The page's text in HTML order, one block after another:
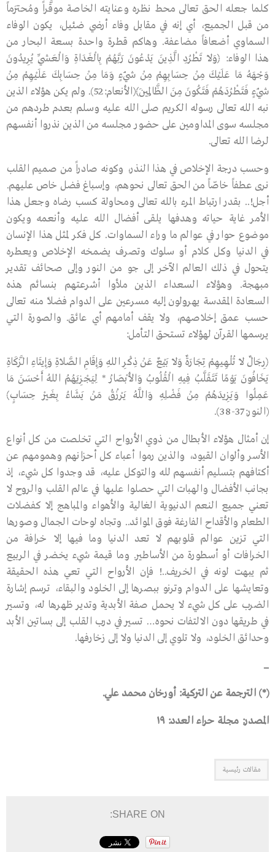
كلما جعله الحق تعالى محط نظره وعنايته الخاصة موقَّراً ومُحترَماً
من قبل الجميع، أي إنه في مقابل وفاء أرضي ضئيل، يكون الوفاء
السماوي أضعافاً مضاعفة. وهاكم قطرة واحدة بسعة البحار من
هذا الوفاء: ﴿وَلاَ تَطْرُدِ الَّذِينَ يَدْعُونَ رَبَّهُمْ بِالْغَدَاةِ وَالْعَشِيِّ يُرِيدُونَ
وَجْهَهُ مَا عَلَيْكَ مِنْ حِسَابِهِمْ مِنْ شَيْءٍ وَمَا مِنْ حِسَابِكَ عَلَيْهِمْ مِنْ
شَيْءٍ فَتَطْرُدَهُمْ فَتَكُونَ مِنَ الظَّالِمِينَ﴾(الأنعام:52). ولم يكن هؤلاء الذين
نبه الله تعالى رسوله الكريم صلى الله عليه وسلم بعدم طردهم من
مجلسه سوى المداومين على حضور مجلسه من الذين نذروا أنفسهم
لرضا الله تعالى.
وحسب درجة الإخلاص في هذا النذر، وكونه صادراً من صميم القلب
نرى عطفاً خاصّاً من الحق تعالى نحوهم، وإسباغ فضل خاص عليهم.
أجل!.. بقدر ارتباط المرء بالله تعالى ومحاولة كسب رضاه وجعل هذا
الأمر غاية حياته وهدفها يلقى أفضال الله عليه وأنعمه ويكون
موضوع حوار في عوالم ما وراء السماوات. كل فكر لمثل هذا الإنسان
في الدنيا وكل كلام أو سلوك وتصرف يضمخه الإخلاص ويعطره
يتحول في ذلك العالم الآخر إلى جو من النور وإلى صحائف تقدير
مبهجة. وهؤلاء السعداء الذين ملأوا أشرعتهم بنسائم هذه
السعادة المقدسة يهرولون إليه مسرعين على الدوام فضلاً منه تعالى
حسب عمق إخلاصهم، ولا يقف أمامهم أي عائق. والصورة التي
يرسمها القرآن لهؤلاء تستحق التأمل:
﴿رِجَالٌ لاَ تُلْهِيهِمْ تِجَارَةٌ وَلاَ بَيْعٌ عَنْ ذِكْرِ اللهِ وَإِقَامِ الصَّلاَةِ وَإِيتَاءِ الزَّكَاةِ
يَخَافُونَ يَوْمًا تَتَقَلَّبُ فِيهِ الْقُلُوبُ وَالأَبْصَارُ * لِيَجْزِيَهُمُ اللهُ أَحْسَنَ مَا
عَمِلُوا وَيَزِيدَهُمْ مِنْ فَضْلِهِ وَاللَّهُ يَرْزُقُ مَنْ يَشَاءُ بِغَيْرِ حِسَابٍ﴾
(النور:37-38).
إن أمثال هؤلاء الأبطال من ذوي الأرواح التي تخلصت من كل أنواع
الأسر وألوان القيود، والذين رموا أعباء كل أحزانهم وهمومهم عن
أكتافهم بتسليم أنفسهم لله والتوكل عليه، قد وجدوا كل شيء، إذ
بجانب الأفضال والهبات التي حصلوا عليها في عالم القلب والروح لا
تعني جميع النعم الدنيوية الغالية والأهواء والمباهج إلا كفضلات
الطعام والأقداح الفارغة فوق الموائد.. وتجاه لوحات الجمال وصورها
التي تزين عوالم قلوبهم لا تعد الدنيا وما فيها إلا خرافة من
الخرافات أو أسطورة من الأساطير. وما قيمة شيء يخضر في الربيع
ثم يبهت لونه في الخريف..! فإن الأرواح التي تعي هذه الحقيقة
وتعايشها على الدوام وترنو ببصرها إلى الخلود والبقاء، ترسم إشارة
الضرب على كل شيء لا يحمل صفة الأبدية وتدير ظهرها له، وتسير
في طريقها دون الالتفات نحوه… تسير في درب القلب إلى بساتين الأبد
وحدائق الخلود، ولا تلوي إلى الدنيا ولا إلى زخارفها.
ــــــــ
(*) الترجمة عن التركية: أورخان محمد علي.
المصدر: مجلة حراء العدد: ١٩
مقالات رئيسية
SHARE ON: